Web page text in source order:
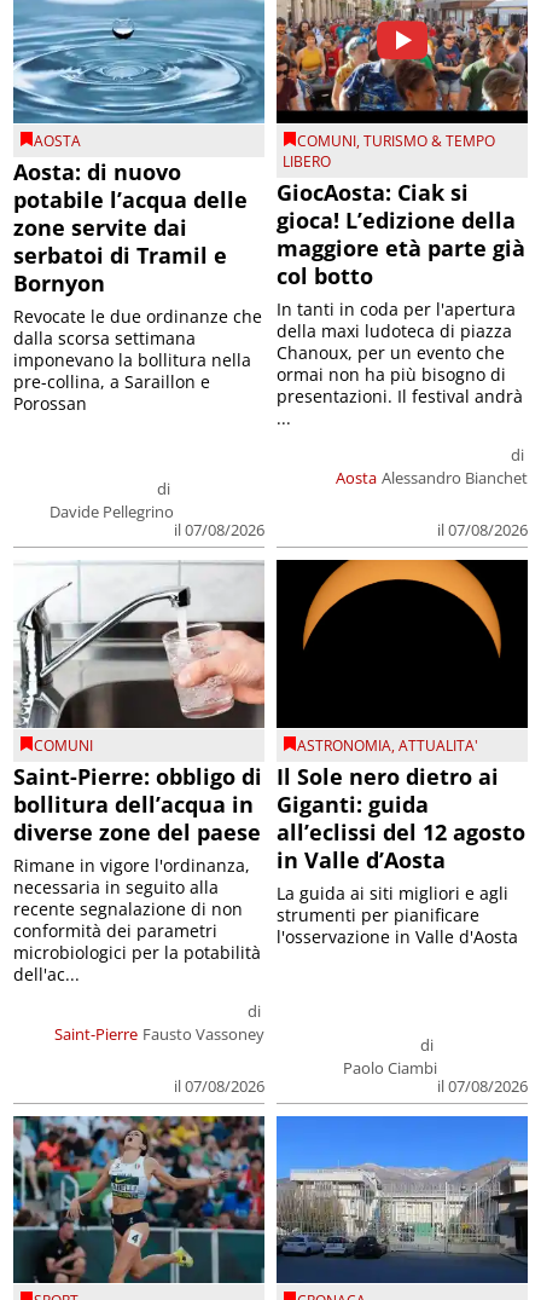
AOSTA
Aosta: di nuovo
potabile l’acqua delle
zone servite dai
serbatoi di Tramil e
Bornyon
di
Davide Pellegrino
il 07/08/2026
Revocate le due ordinanze che
dalla scorsa settimana
imponevano la bollitura nella
pre-collina, a Saraillon e
Porossan
COMUNI,TURISMO & TEMPO
LIBERO
GiocAosta: Ciak si
gioca! L’edizione della
maggiore età parte già
col botto
Aosta
di
Alessandro Bianchet
il 07/08/2026
In tanti in coda per l'apertura
della maxi ludoteca di piazza
Chanoux, per un evento che
ormai non ha più bisogno di
presentazioni. Il festival andrà
...
COMUNI
Saint-Pierre: obbligo di
bollitura dell’acqua in
diverse zone del paese
Saint-Pierre
di
Fausto Vassoney
il 07/08/2026
Rimane in vigore l'ordinanza,
necessaria in seguito alla
recente segnalazione di non
conformità dei parametri
microbiologici per la potabilità
dell'ac...
ASTRONOMIA,ATTUALITA'
Il Sole nero dietro ai
Giganti: guida
all’eclissi del 12 agosto
in Valle d’Aosta
di
Paolo Ciambi
il 07/08/2026
La guida ai siti migliori e agli
strumenti per pianificare
l'osservazione in Valle d'Aosta